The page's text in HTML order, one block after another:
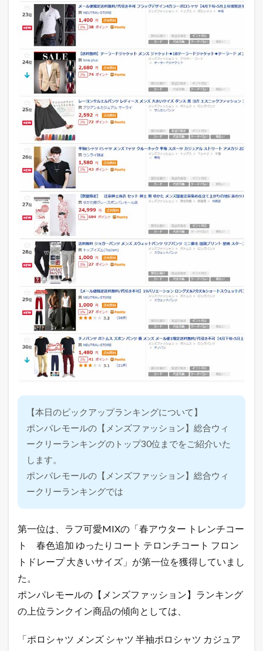
【本日のピックアップランキングについて】
ポンパレモールの【メンズファッション】総合ウィ
ークリーランキングのトップ30位までをご紹介いた
します。
ポンパレモールの【メンズファッション】総合ウィ
ークリーランキングでは
第一位は、ラフ可愛MIXの「春アウター トレンチコー
ト 春色追加 ゆったりコート テロンチコート フロン
トドレープ 大きいサイズ」が第一位を獲得していまし
た。
ポンパレモールの【メンズファッション】ランキング
の上位ランクイン商品の傾向としては、
「ポロシャツ メンズ シャツ 半袖ポロシャツ カジュア